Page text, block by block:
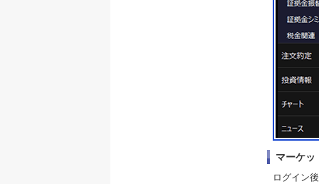
マーケッ
ログイン